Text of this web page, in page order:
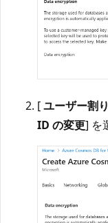
[ユーザー割
ID の変更] を